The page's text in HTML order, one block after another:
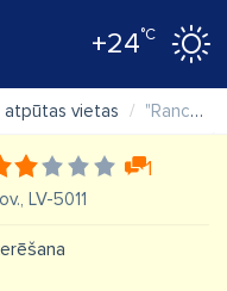
+24°C
atpūtas vietas "Rancho Randevu" SIA
1
LV-5011